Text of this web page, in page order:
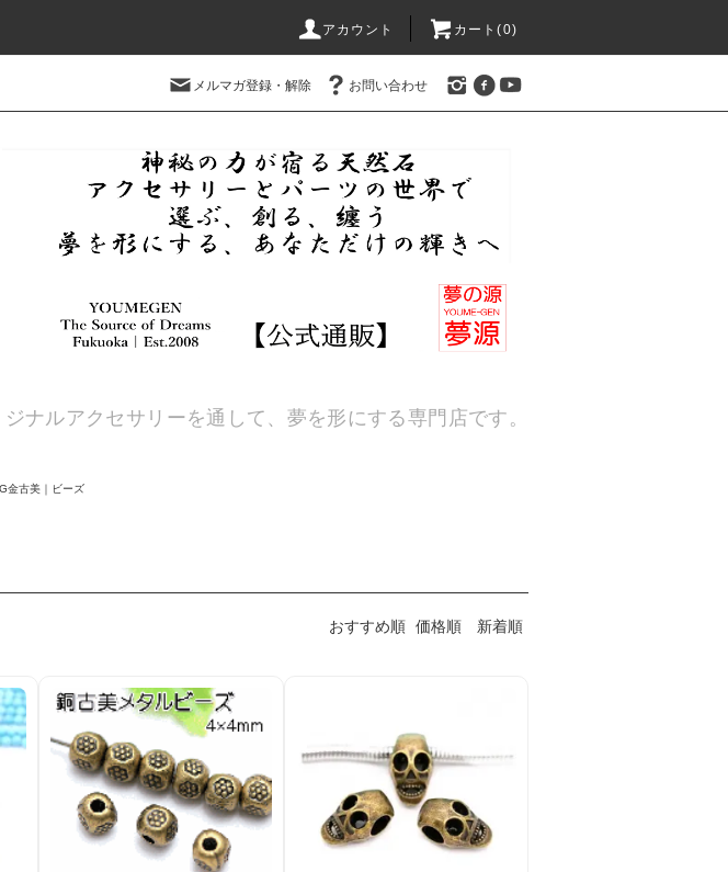
アカウント カート(0)
メルマガ登録・解除 お問い合わせ
ナルアクセサリーを通して、夢を形にする専門店です。
金古美｜ビーズ
おすすめ順 価格順 新着順